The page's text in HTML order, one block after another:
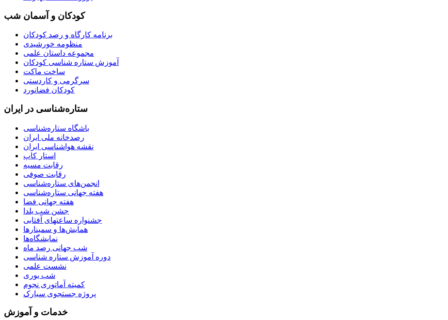
کودکان و آسمان شب
برنامه‌ کارگاه و رصد کودکان
منظومه خورشیدی
مجموعه داستان علمی
آموزش ستاره شناسی کودکان
ساخت ماکت
سرگرمی و کاردستی
کودکان فضانورد
ستاره‌شناسی در ایران
باشگاه ستاره‌شناسی
رصدخانه ملی ایران
نقشه هواشناسی ایران
استار کاپ
رقابت مسیه
رقابت صوفی
انجمن‌های ستاره‌شناسی
هفته جهانی ستاره‌شناسی
هفته جهانی فضا
جشن شب یلدا
جشنواره ساعتهای آفتابی
همایش‌ها و سمینارها
نمایشگاه‌ها
شب جهانی رصد ماه
دوره آموزش ستاره شناسی
نشست علمی
شب یوری
کمیته آماتوری نجوم
پروژه جستجوی سیارک
خدمات و آموزش